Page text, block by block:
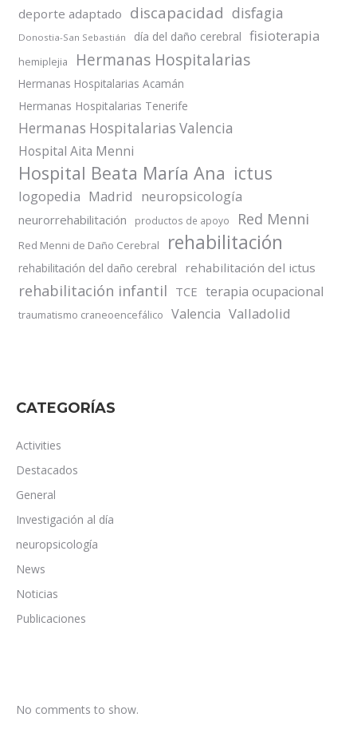
deporte adaptado discapacidad disfagia
Donostia-San Sebastián día del daño cerebral fisioterapia
hemiplejia Hermanas Hospitalarias
Hermanas Hospitalarias Acamán
Hermanas Hospitalarias Tenerife
Hermanas Hospitalarias Valencia
Hospital Aita Menni
Hospital Beata María Ana ictus
logopedia Madrid neuropsicología
neurorrehabilitación productos de apoyo Red Menni
Red Menni de Daño Cerebral rehabilitación
rehabilitación del daño cerebral rehabilitación del ictus
rehabilitación infantil TCE terapia ocupacional
traumatismo craneoencefálico Valencia Valladolid
CATEGORÍAS
Activities
Destacados
General
Investigación al día
neuropsicología
News
Noticias
Publicaciones
No comments to show.